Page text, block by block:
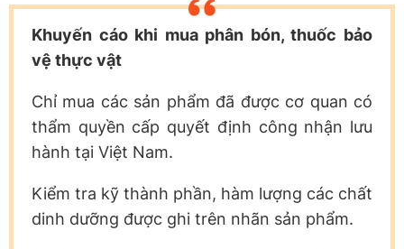
Khuyến cáo khi mua phân bón, thuốc bảo
vệ thực vật
Chỉ mua các sản phẩm đã được cơ quan có
thẩm quyền cấp quyết định công nhận lưu
hành tại Việt Nam.
Kiểm tra kỹ thành phần, hàm lượng các chất
dinh dưỡng được ghi trên nhãn sản phẩm.